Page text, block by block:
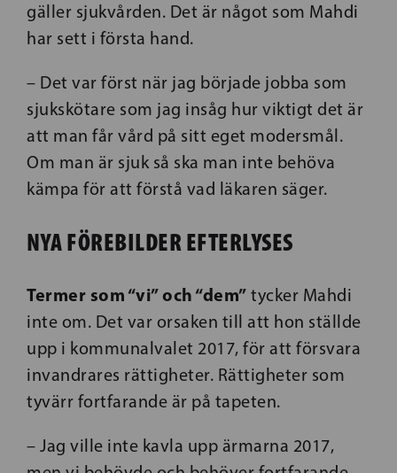
gäller sjukvården. Det är något som Mahdi
har sett i första hand.
– Det var först när jag började jobba som
sjukskötare som jag insåg hur viktigt det är
att man får vård på sitt eget modersmål.
Om man är sjuk så ska man inte behöva
kämpa för att förstå vad läkaren säger.
NYA FÖREBILDER EFTERLYSES
Termer som “vi” och “dem” tycker Mahdi
inte om. Det var orsaken till att hon ställde
upp i kommunalvalet 2017, för att försvara
invandrares rättigheter. Rättigheter som
tyvärr fortfarande är på tapeten.
– Jag ville inte kavla upp ärmarna 2017,